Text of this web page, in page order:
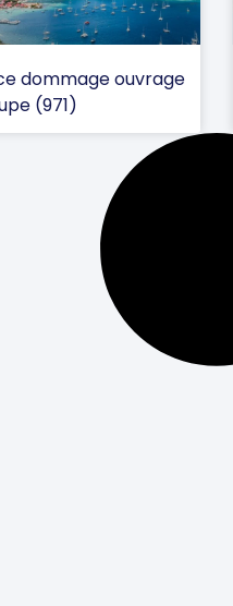
dommage ouvrage
(971)